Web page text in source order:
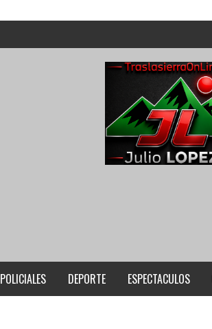
POLICIALES DEPORTE ESPECTACULOS